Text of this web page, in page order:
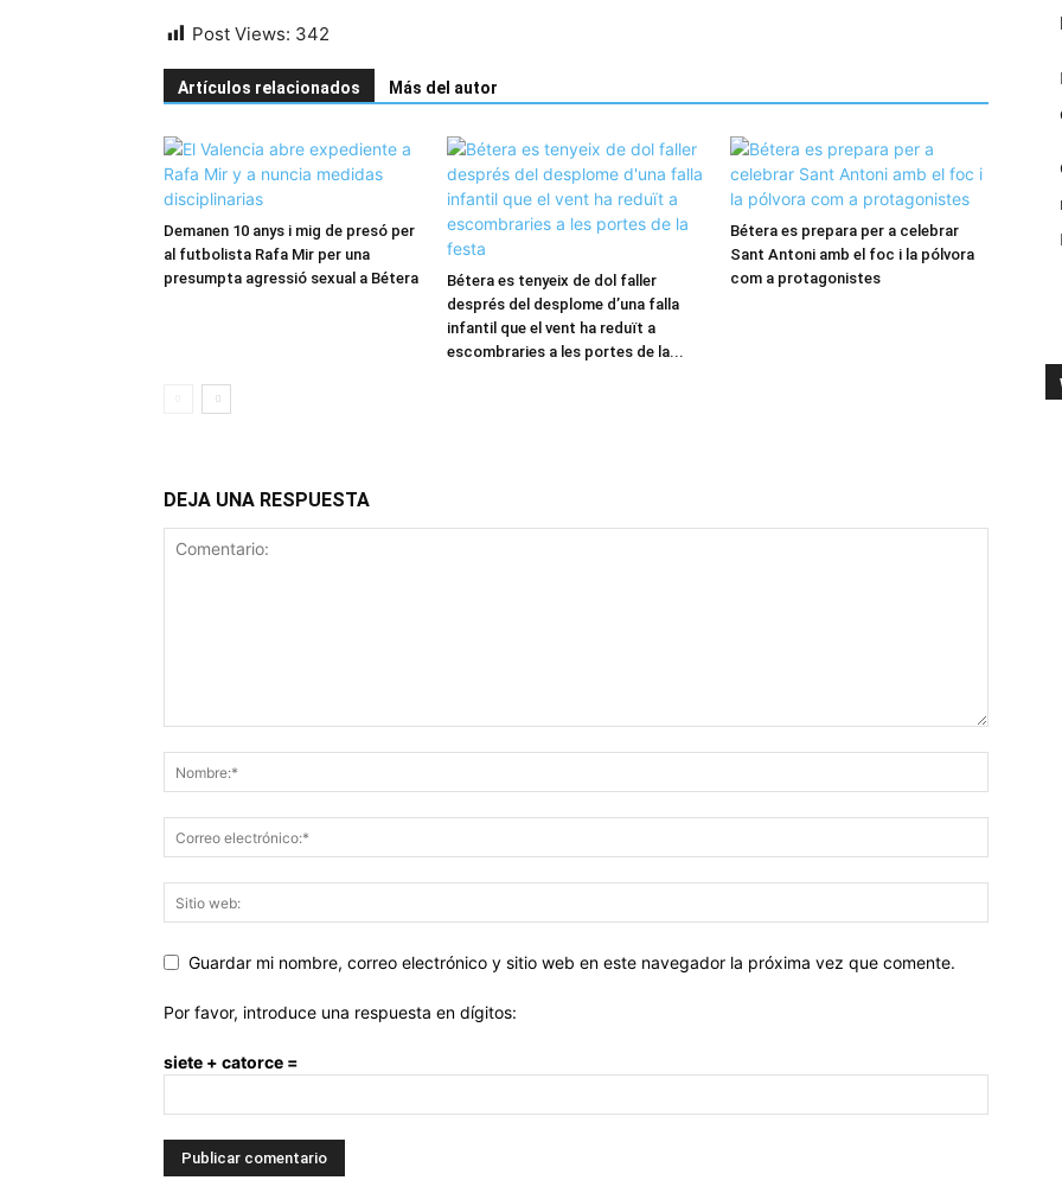
Post Views: 342
Artículos relacionados Más del autor
Demanen 10 anys i mig de presó per
al futbolista Rafa Mir per una
presumpta agressió sexual a Bétera
Bétera es tenyeix de dol faller
després del desplome d’una falla
infantil que el vent ha reduït a
escombraries a les portes de la...
Bétera es prepara per a celebrar
Sant Antoni amb el foc i la pólvora
com a protagonistes
DEJA UNA RESPUESTA
Guardar mi nombre, correo electrónico y sitio web en este navegador la próxima vez que comente.
Por favor, introduce una respuesta en dígitos:
siete + catorce =